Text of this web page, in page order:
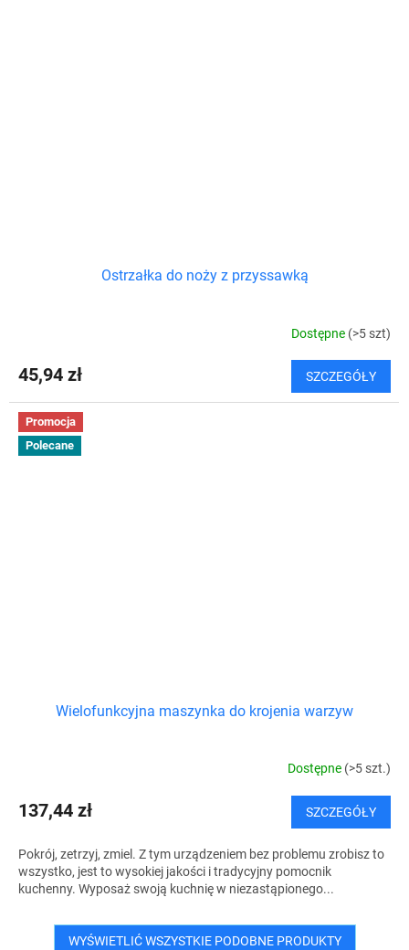
Ostrzałka do noży z przyssawką
Dostępne (>5 szt)
45,94 zł SZCZEGÓŁY
Promocja
Polecane
Wielofunkcyjna maszynka do krojenia warzyw
Dostępne (>5 szt.)
137,44 zł SZCZEGÓŁY
Pokrój, zetrzyj, zmiel. Z tym urządzeniem bez problemu zrobisz to
wszystko, jest to wysokiej jakości i tradycyjny pomocnik
kuchenny. Wyposaż swoją kuchnię w niezastąpionego...
WYŚWIETLIĆ WSZYSTKIE PODOBNE PRODUKTY